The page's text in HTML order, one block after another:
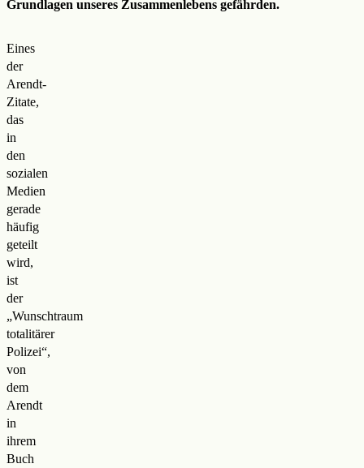
Grundlagen unseres Zusammenlebens gefährden.
Eines
der
Arendt-
Zitate,
das
in
den
sozialen
Medien
gerade
häufig
geteilt
wird,
ist
der
„Wunschtraum
totalitärer
Polizei“,
von
dem
Arendt
in
ihrem
Buch